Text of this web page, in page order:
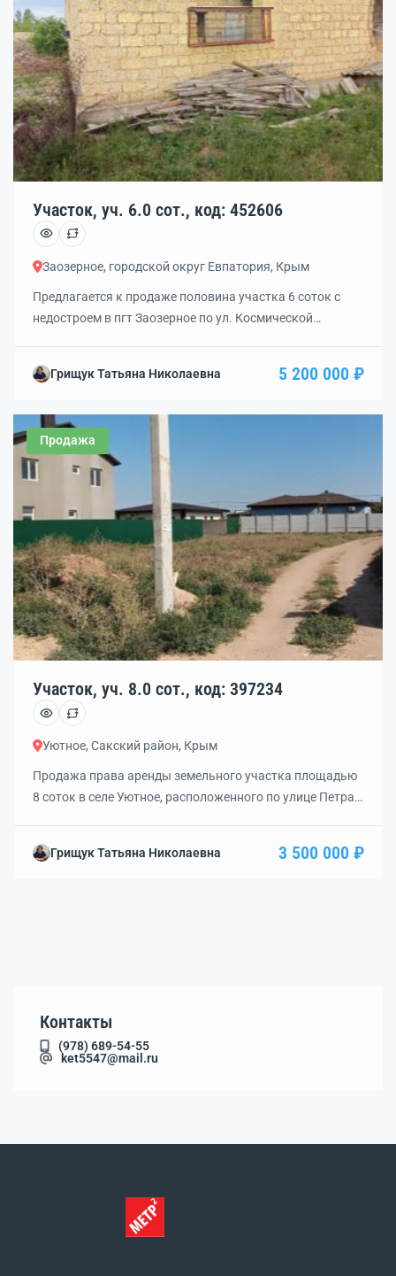
Участок, уч. 6.0 сот., код: 452606
Заозерное, городской округ Евпатория, Крым
Предлагается к продаже половина участка 6 соток с
недостроем в пгт Заозерное по ул. Космической
700м .Документы РФ.Магазины в пешей
для бизнеса .
Грищук Татьяна Николаевна 5 200 000 ₽
Продажа
Участок, уч. 8.0 сот., код: 397234
Уютное, Сакский район, Крым
Продажа права аренды земельного участка площадью
8 соток в селе Уютное, расположенного по улице Петра
столб с электричеством (заявка на подключение уже
Грищук Татьяна Николаевна 3 500 000 ₽
Контакты
(978) 689-54-55
ket5547@mail.ru